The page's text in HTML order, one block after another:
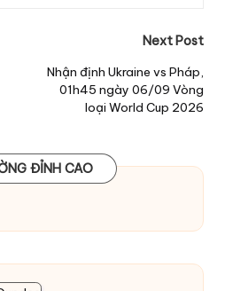
Next Post
Nhận định Ukraine vs Pháp,
01h45 ngày 06/09 Vòng
loại World Cup 2026
ĐỈNH CAO